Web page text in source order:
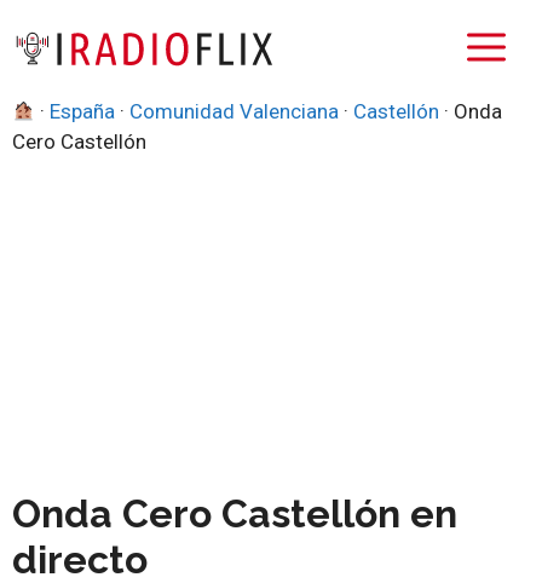
· España · Comunidad Valenciana · Castellón · Onda
Cero Castellón
Onda Cero Castellón en
directo